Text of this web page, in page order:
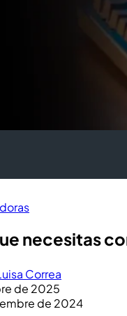
necesitas
Correa
de 2025
de 2024